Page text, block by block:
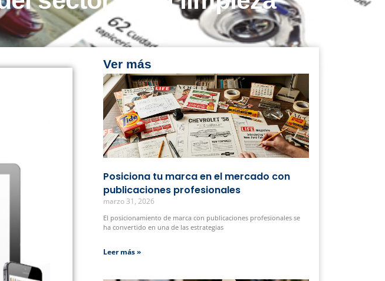
Ver más
Posiciona tu marca en el mercado con
publicaciones profesionales
marzo 31, 2026
El posicionamiento de marca con publicaciones profesionales se
ha convertido en una de las estrategias
Leer más »